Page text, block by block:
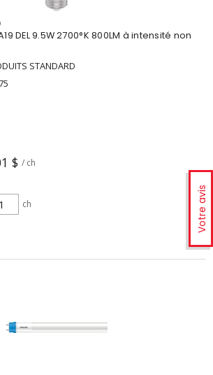
Votre avis
DEL 9.5W 2700°K 800LM à intensité non
STANDARD
$ / ch
ch